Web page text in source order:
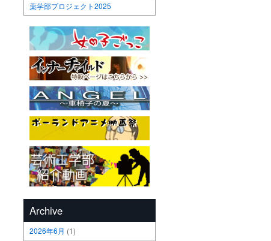
薬学部プロジェクト2025
Archive
2026年6月 (1)